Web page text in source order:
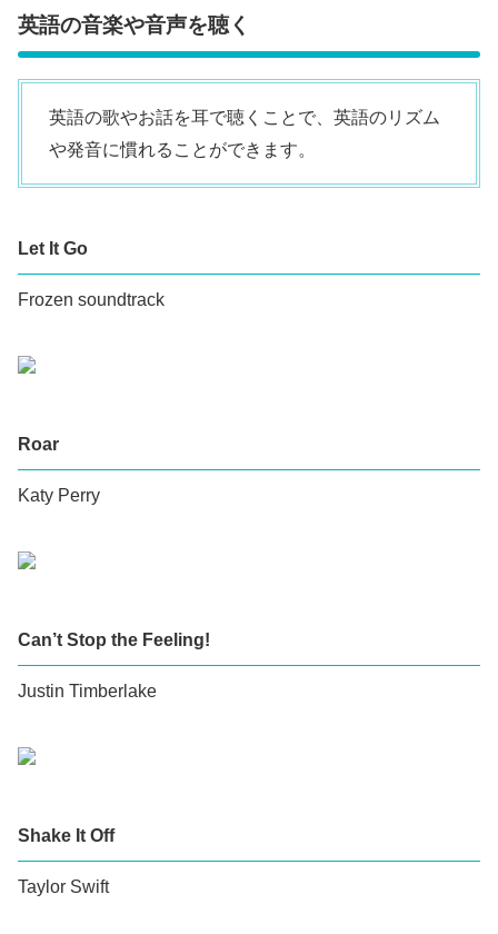
英語の音楽や音声を聴く
英語の歌やお話を耳で聴くことで、英語のリズム
や発音に慣れることができます。
Let It Go
Frozen soundtrack
Roar
Katy Perry
Can’t Stop the Feeling!
Justin Timberlake
Shake It Off
Taylor Swift